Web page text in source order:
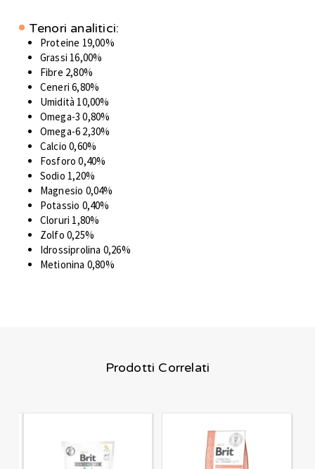
Tenori analitici:
Proteine 19,00%
Grassi 16,00%
Fibre 2,80%
Ceneri 6,80%
Umidità 10,00%
Omega-3 0,80%
Omega-6 2,30%
Calcio 0,60%
Fosforo 0,40%
Sodio 1,20%
Magnesio 0,04%
Potassio 0,40%
Cloruri 1,80%
Zolfo 0,25%
Idrossiprolina 0,26%
Metionina 0,80%
Prodotti Correlati